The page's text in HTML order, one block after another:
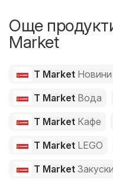
Още
Market
T Market Новини
T Market Вода
T Market Кафе
T Market LEGO
T Market Закуски